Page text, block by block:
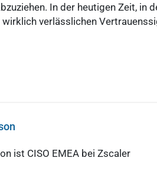
In der heutigen Zeit, in
verlässlichen
ist CISO EMEA bei Zscaler